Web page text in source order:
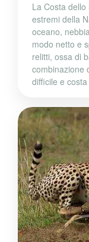
La Costa
estremi della
oceano,
modo netto e
relitti, ossa di
combinazione
difficile e